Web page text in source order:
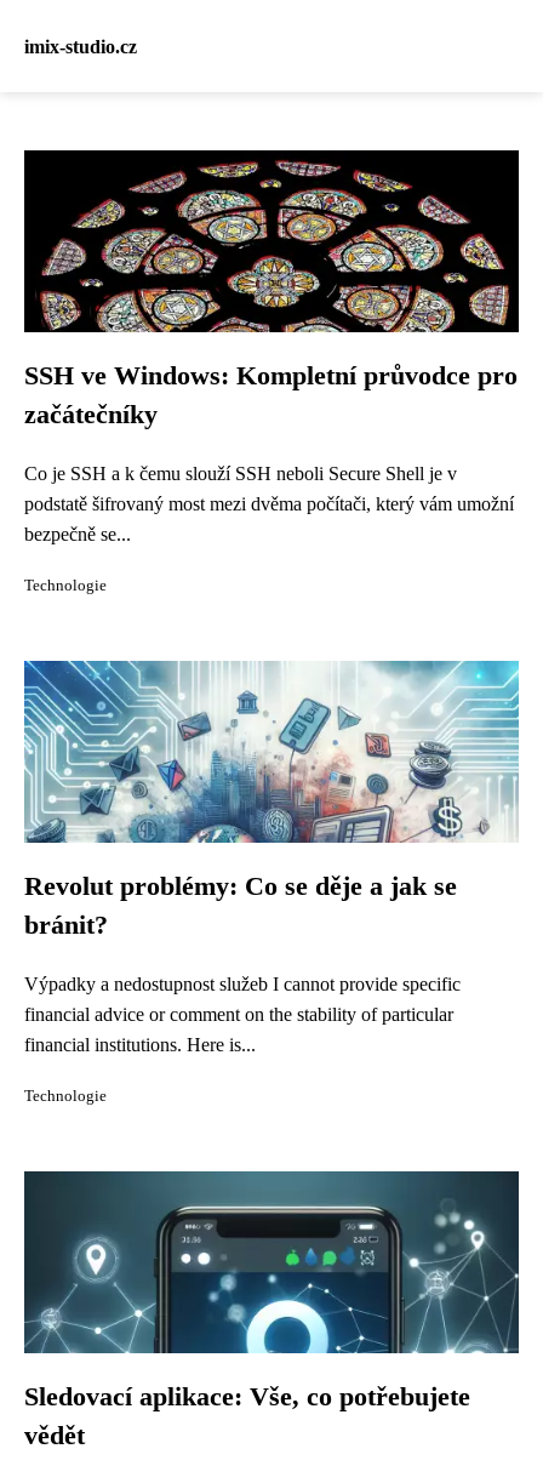
imix-studio.cz
SSH ve Windows: Kompletní průvodce pro
začátečníky
Co je SSH a k čemu slouží SSH neboli Secure Shell je v
podstatě šifrovaný most mezi dvěma počítači, který vám umožní
bezpečně se...
Technologie
Revolut problémy: Co se děje a jak se
bránit?
Výpadky a nedostupnost služeb I cannot provide specific
financial advice or comment on the stability of particular
financial institutions. Here is...
Technologie
Sledovací aplikace: Vše, co potřebujete
vědět